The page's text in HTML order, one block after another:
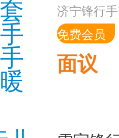
济宁锋行
免费会员
面议